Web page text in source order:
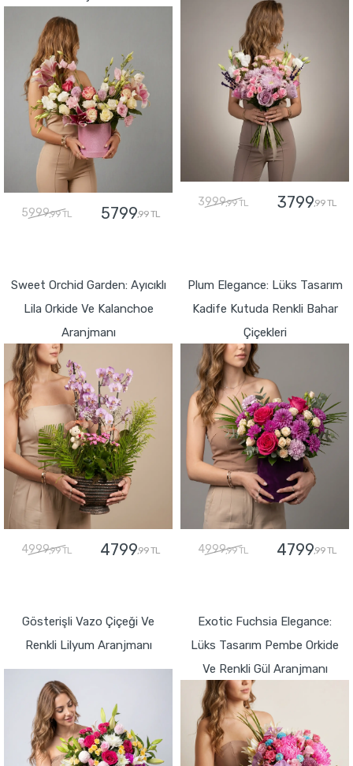
5999,99 TL 5799,99 TL
3999,99 TL 3799,99 TL
Sweet Orchid Garden: Ayıcıklı
Lila Orkide Ve Kalanchoe
Aranjmanı
4999,99 TL 4799,99 TL
Plum Elegance: Lüks Tasarım
Kadife Kutuda Renkli Bahar
Çiçekleri
4999,99 TL 4799,99 TL
Gösterişli Vazo Çiçeği Ve
Renkli Lilyum Aranjmanı
Exotic Fuchsia Elegance:
Lüks Tasarım Pembe Orkide
Ve Renkli Gül Aranjmanı